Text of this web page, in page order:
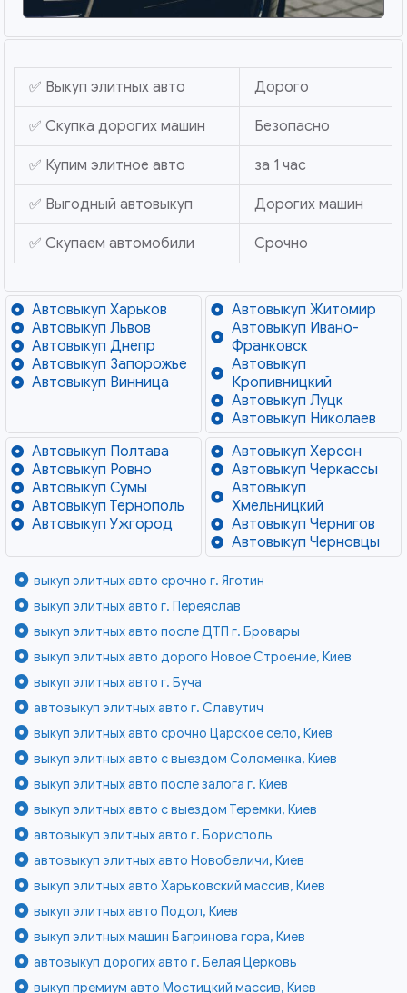
✅ Выкуп элитных авто Дорого
✅ Скупка дорогих машин Безопасно
✅ Купим элитное авто за 1 час
✅ Выгодный автовыкуп Дорогих машин
✅ Скупаем автомобили Срочно
Автовыкуп Харьков
Автовыкуп Львов
Автовыкуп Днепр
Автовыкуп Запорожье
Автовыкуп Винница
Автовыкуп Житомир
Автовыкуп Ивано-
Франковск
Автовыкуп
Кропивницкий
Автовыкуп Луцк
Автовыкуп Николаев
Автовыкуп Полтава
Автовыкуп Ровно
Автовыкуп Сумы
Автовыкуп Тернополь
Автовыкуп Ужгород
Автовыкуп Херсон
Автовыкуп Черкассы
Автовыкуп
Хмельницкий
Автовыкуп Чернигов
Автовыкуп Черновцы
выкуп элитных авто срочно г. Яготин
выкуп элитных авто г. Переяслав
выкуп элитных авто после ДТП г. Бровары
выкуп элитных авто дорого Новое Строение, Киев
выкуп элитных авто г. Буча
автовыкуп элитных авто г. Славутич
выкуп элитных авто срочно Царское село, Киев
выкуп элитных авто с выездом Соломенка, Киев
выкуп элитных авто после залога г. Киев
выкуп элитных авто с выездом Теремки, Киев
автовыкуп элитных авто г. Борисполь
автовыкуп элитных авто Новобеличи, Киев
выкуп элитных авто Харьковский массив, Киев
выкуп элитных авто Подол, Киев
выкуп элитных машин Багринова гора, Киев
автовыкуп дорогих авто г. Белая Церковь
выкуп премиум авто Мостицкий массив, Киев